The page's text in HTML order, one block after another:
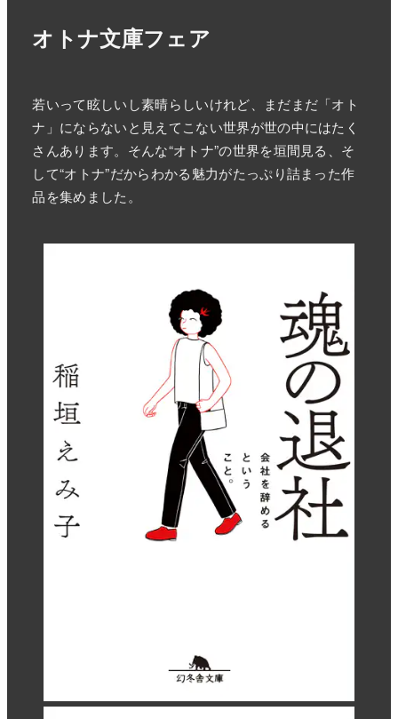
オトナ文庫フェア
若いって眩しいし素晴らしいけれど、まだまだ「オト
ナ」にならないと見えてこない世界が世の中にはたく
さんあります。そんな“オトナ”の世界を垣間見る、そ
して“オトナ”だからわかる魅力がたっぷり詰まった作
品を集めました。